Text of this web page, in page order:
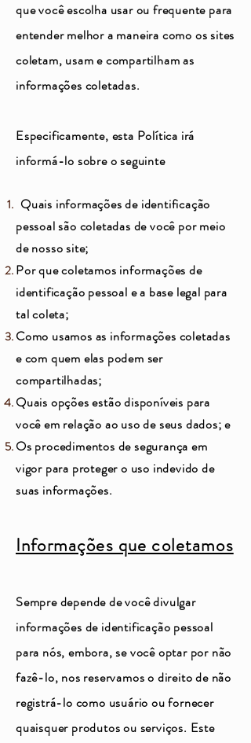
que você escolha usar ou frequente para
entender melhor a maneira como os sites
coletam, usam e compartilham as
informações coletadas.
Especificamente, esta Política irá
informá-lo sobre o seguinte
Quais informações de identificação
pessoal são coletadas de você por meio
de nosso site;
Por que coletamos informações de
identificação pessoal e a base legal para
tal coleta;
Como usamos as informações coletadas
e com quem elas podem ser
compartilhadas;
Quais opções estão disponíveis para
você em relação ao uso de seus dados; e
Os procedimentos de segurança em
vigor para proteger o uso indevido de
suas informações.
Informações que coletamos
Sempre depende de você divulgar
informações de identificação pessoal
para nós, embora, se você optar por não
fazê-lo, nos reservamos o direito de não
registrá-lo como usuário ou fornecer
quaisquer produtos ou serviços. Este